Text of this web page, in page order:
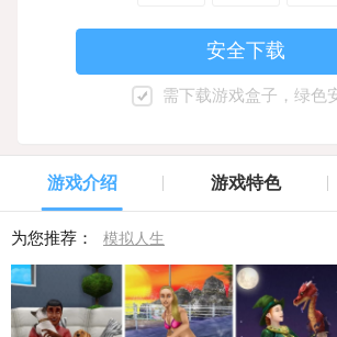
安全下载
需下载游戏盒子，绿色
游戏介绍 游戏特色
为您推荐： 模拟人生